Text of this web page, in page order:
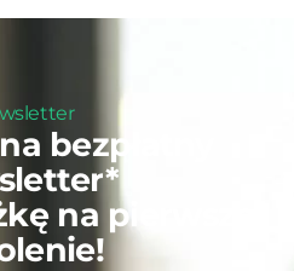
bezpłatny
na pierwsze